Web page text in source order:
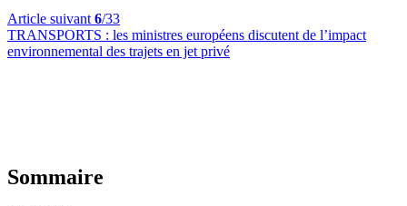
Article suivant 6/33
TRANSPORTS : les ministres européens discutent de l’impact
environnemental des trajets en jet privé
Sommaire